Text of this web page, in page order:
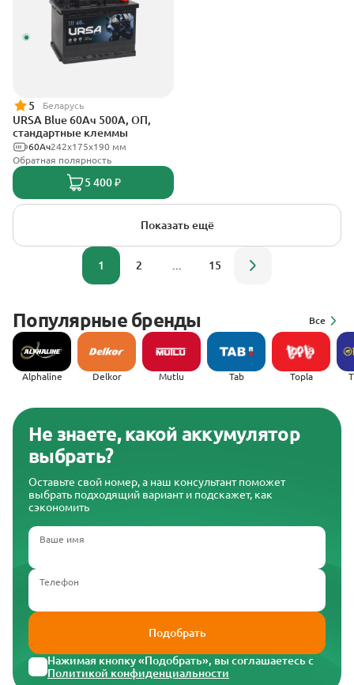
5 Беларусь
URSA Blue 60Ач 500А, ОП,
стандартные клеммы
242х175х190 мм
60Ач
Обратная полярность
5 400 ₽
Показать ещё
1 2 15
Популярные бренды Все
Alphaline Delkor Mutlu Tab Topla
Не знаете, какой аккумулятор
выбрать?
Оставьте свой номер, а наш консультант поможет
выбрать подходящий вариант и подскажет, как
сэкономить
Ваше имя
Телефон
Подобрать
Нажимая кнопку «Подобрать», вы соглашаетесь с
Политикой конфиденциальности